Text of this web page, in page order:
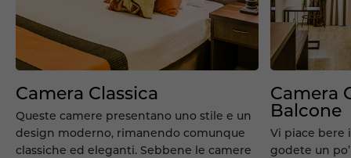
Camera Classica
Queste camere presentano uno stile e un
design moderno, rimanendo comunque
classiche ed eleganti. Sebbene le camere
Camera
Balcone
Vi piace bere
godete un